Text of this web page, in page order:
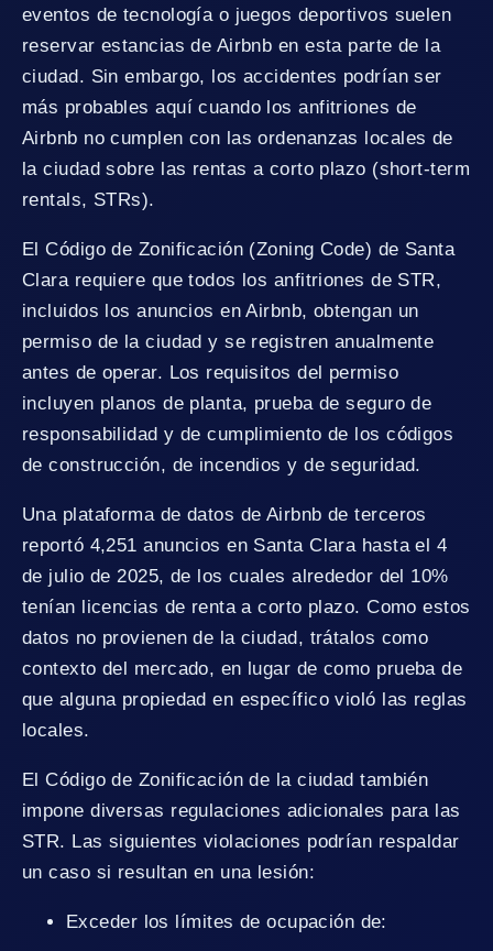
eventos de tecnología o juegos deportivos suelen
reservar estancias de Airbnb en esta parte de la
ciudad. Sin embargo, los accidentes podrían ser
más probables aquí cuando los anfitriones de
Airbnb no cumplen con las ordenanzas locales de
la ciudad sobre las rentas a corto plazo (short-term
rentals, STRs).
El Código de Zonificación (Zoning Code) de Santa
Clara requiere que todos los anfitriones de STR,
incluidos los anuncios en Airbnb, obtengan un
permiso de la ciudad y se registren anualmente
antes de operar. Los requisitos del permiso
incluyen planos de planta, prueba de seguro de
responsabilidad y de cumplimiento de los códigos
de construcción, de incendios y de seguridad.
Una plataforma de datos de Airbnb de terceros
reportó 4,251 anuncios en Santa Clara hasta el 4
de julio de 2025, de los cuales alrededor del 10%
tenían licencias de renta a corto plazo. Como estos
datos no provienen de la ciudad, trátalos como
contexto del mercado, en lugar de como prueba de
que alguna propiedad en específico violó las reglas
locales.
El Código de Zonificación de la ciudad también
impone diversas regulaciones adicionales para las
STR. Las siguientes violaciones podrían respaldar
un caso si resultan en una lesión:
Exceder los límites de ocupación de: